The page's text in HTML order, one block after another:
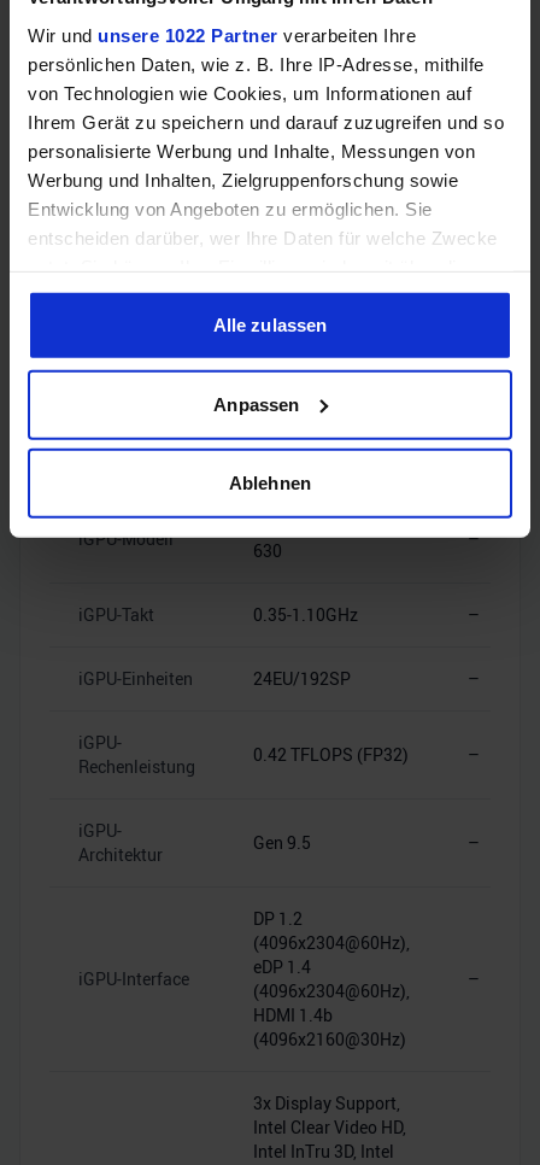
Wir und unsere 1022 Partner verarbeiten Ihre
persönlichen Daten, wie z. B. Ihre IP-Adresse, mithilfe
von Technologien wie Cookies, um Informationen auf
Ihrem Gerät zu speichern und darauf zuzugreifen und so
personalisierte Werbung und Inhalte, Messungen von
Werbung und Inhalten, Zielgruppenforschung sowie
Entwicklung von Angeboten zu ermöglichen. Sie
entscheiden darüber, wer Ihre Daten für welche Zwecke
Cookie-Erklärung oder durch Klicken auf das Privacy
Trigger Symbol ändern oder widerrufen
Informationen über Ihre geografische Lage erfassen,
welche bis auf einige Meter genau sein können
Ihr Gerät durch aktives Scannen nach bestimmten
Erfahren Sie mehr darüber, wie Ihre persönlichen Daten
personalisieren, Funktionen für soziale Medien anbieten
analysieren. Außerdem geben wir Informationen zu Ihrer
Verwendung unserer Website an unsere Partner für
Partner führen diese Informationen möglicherweise mit
weiteren Daten zusammen, die Sie ihnen bereitgestellt
Alle zulassen
Anpassen
Ablehnen
Speicherkanäle
Dual
Channel
–
RAM-Geschwindigkeit
DDR4-
2666
–
ECC-Unterstützung ❌ ❌
Grafik
iGPU ✔️ ❌
iGPU-Modell
Intel UHD Graphics
630
–
iGPU-Takt 0.35-1.10GHz –
iGPU-Einheiten 24EU/192SP –
iGPU-
Rechenleistung
0.42 TFLOPS (FP32) –
iGPU-
Architektur
Gen 9.5 –
iGPU-Interface
DP 1.2
(4096x2304@60Hz),
eDP 1.4
(4096x2304@60Hz),
HDMI 1.4b
(4096x2160@30Hz)
–
3x Display Support,
Intel Clear Video HD,
Intel InTru 3D, Intel